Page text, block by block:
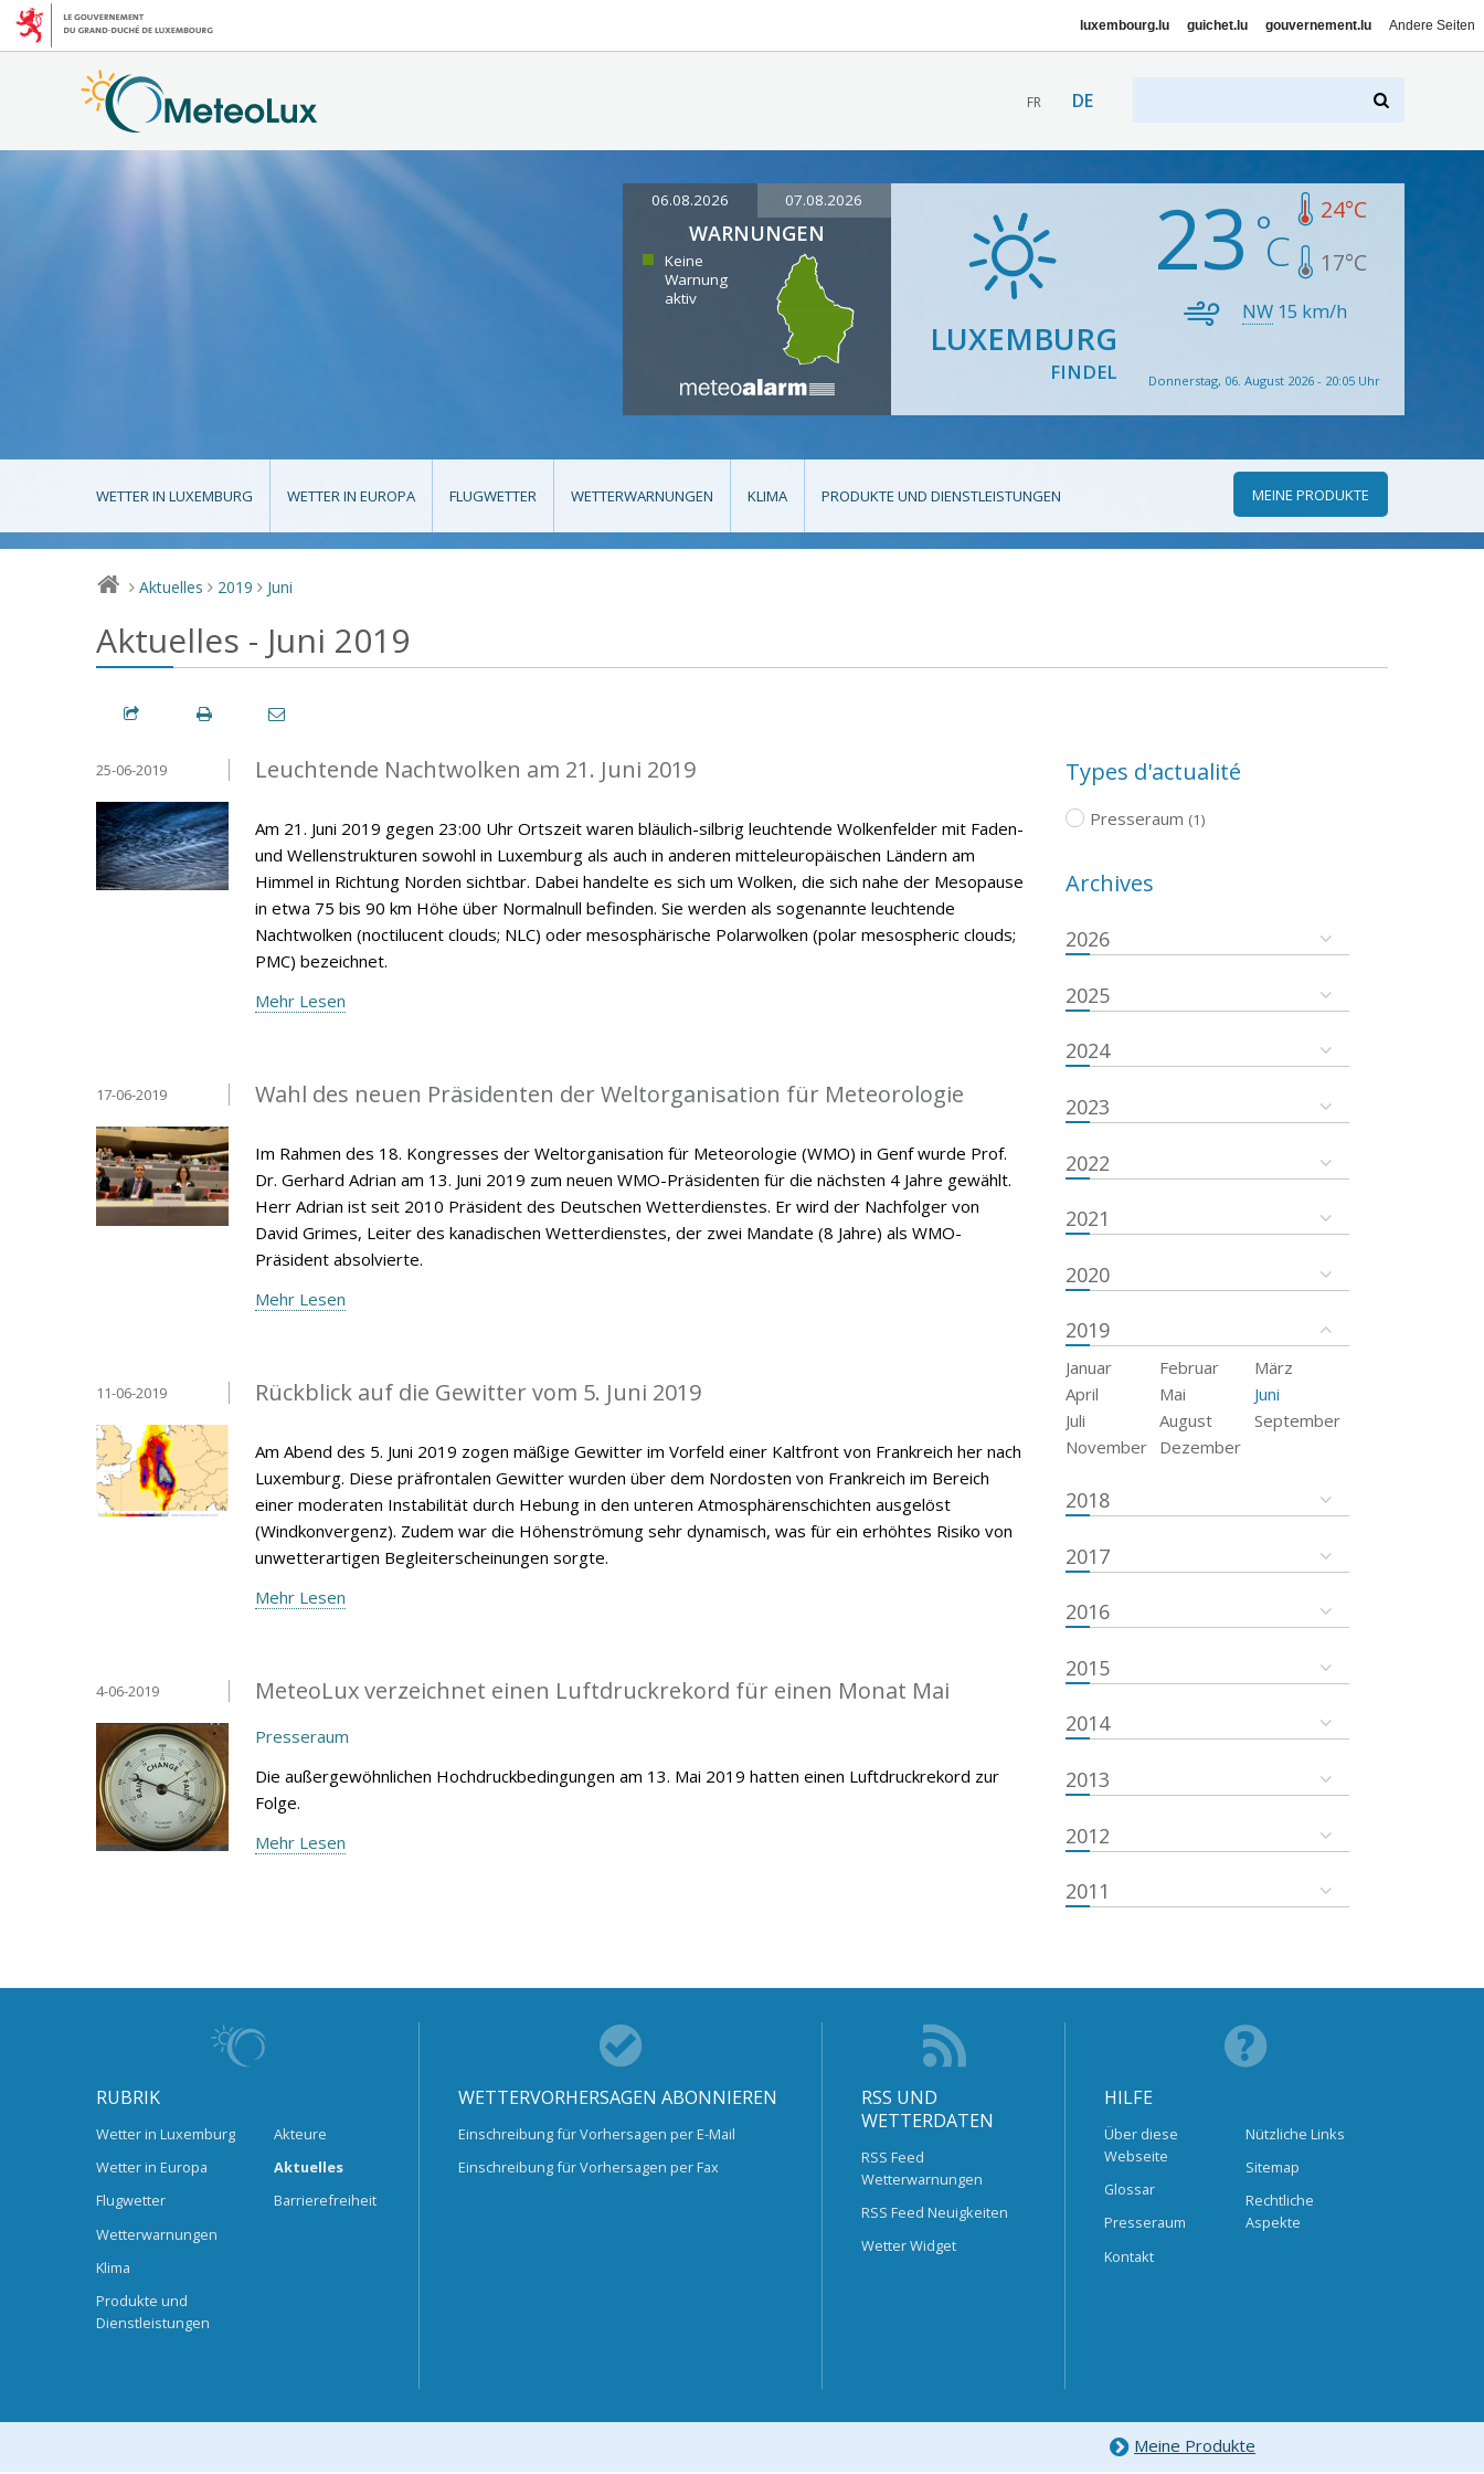
luxembourg.lu guichet.lu gouvernement.lu Andere Seiten
FR DE
06.08.2026 07.08.2026
WARNUNGEN
Keine
Warnung
aktiv
LUXEMBURG
FINDEL
23 24°C
17°C
NW 15 km/h
Donnerstag, 06. August 2026 - 20:05 Uhr
WETTER IN LUXEMBURG WETTER IN EUROPA FLUGWETTER WETTERWARNUNGEN KLIMA PRODUKTE UND DIENSTLEISTUNGEN MEINE PRODUKTE
> Aktuelles > 2019 > Juni
Aktuelles - Juni 2019
Leuchtende Nachtwolken am 21. Juni 2019
25-06-2019
Am 21. Juni 2019 gegen 23:00 Uhr Ortszeit waren bläulich-silbrig leuchtende Wolkenfelder mit Faden-
und Wellenstrukturen sowohl in Luxemburg als auch in anderen mitteleuropäischen Ländern am
Himmel in Richtung Norden sichtbar. Dabei handelte es sich um Wolken, die sich nahe der Mesopause
in etwa 75 bis 90 km Höhe über Normalnull befinden. Sie werden als sogenannte leuchtende
Nachtwolken (noctilucent clouds; NLC) oder mesosphärische Polarwolken (polar mesospheric clouds;
PMC) bezeichnet.
Mehr Lesen
Wahl des neuen Präsidenten der Weltorganisation für Meteorologie
17-06-2019
Im Rahmen des 18. Kongresses der Weltorganisation für Meteorologie (WMO) in Genf wurde Prof.
Dr. Gerhard Adrian am 13. Juni 2019 zum neuen WMO-Präsidenten für die nächsten 4 Jahre gewählt.
Herr Adrian ist seit 2010 Präsident des Deutschen Wetterdienstes. Er wird der Nachfolger von
David Grimes, Leiter des kanadischen Wetterdienstes, der zwei Mandate (8 Jahre) als WMO-
Präsident absolvierte.
Mehr Lesen
Rückblick auf die Gewitter vom 5. Juni 2019
11-06-2019
Am Abend des 5. Juni 2019 zogen mäßige Gewitter im Vorfeld einer Kaltfront von Frankreich her nach
Luxemburg. Diese präfrontalen Gewitter wurden über dem Nordosten von Frankreich im Bereich
einer moderaten Instabilität durch Hebung in den unteren Atmosphärenschichten ausgelöst
(Windkonvergenz). Zudem war die Höhenströmung sehr dynamisch, was für ein erhöhtes Risiko von
unwetterartigen Begleiterscheinungen sorgte.
Mehr Lesen
MeteoLux verzeichnet einen Luftdruckrekord für einen Monat Mai
4-06-2019
Presseraum
Die außergewöhnlichen Hochdruckbedingungen am 13. Mai 2019 hatten einen Luftdruckrekord zur
Folge.
Mehr Lesen
Types d'actualité
Presseraum (1)
Archives
2026
2025
2024
2023
2022
2021
2020
2019
Januar Februar
März
April
Mai
Juni
Juli
August
September
November
Dezember
2018
2017
2016
2015
2014
2013
2012
2011
RUBRIK
Wetter in Luxemburg
Wetter in Europa
Flugwetter
Wetterwarnungen
Klima
Produkte und
Dienstleistungen
Akteure
Aktuelles
Barrierefreiheit
WETTERVORHERSAGEN ABONNIEREN
Einschreibung für Vorhersagen per E-Mail
Einschreibung für Vorhersagen per Fax
RSS UND
WETTERDATEN
RSS Feed
Wetterwarnungen
RSS Feed Neuigkeiten
Wetter Widget
HILFE
Über diese
Webseite
Glossar
Presseraum
Kontakt
Nützliche Links
Sitemap
Rechtliche
Aspekte
Meine Produkte